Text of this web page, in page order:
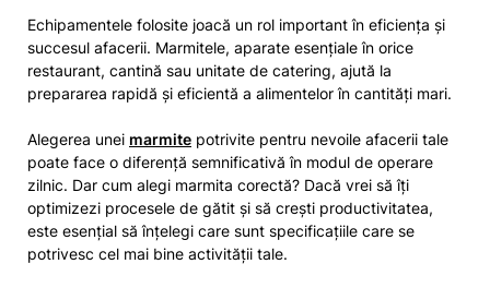
Echipamentele folosite joacă un rol important în eficiența și
succesul afacerii. Marmitele, aparate esențiale în orice
restaurant, cantină sau unitate de catering, ajută la
prepararea rapidă și eficientă a alimentelor în cantități mari.
Alegerea unei marmite potrivite pentru nevoile afacerii tale
poate face o diferență semnificativă în modul de operare
zilnic. Dar cum alegi marmita corectă? Dacă vrei să îți
optimizezi procesele de gătit și să crești productivitatea,
este esențial să înțelegi care sunt specificațiile care se
potrivesc cel mai bine activității tale.